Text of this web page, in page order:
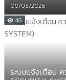
Posted
on
09/05/2026
46
ระบบแจ้งเตือน